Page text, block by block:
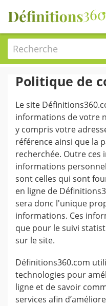
Recherche
Politique de
Le site
informations de votre
y compris votre
référence ainsi que la
recherchée. Outre ces
informations
sont celles qui sont
en ligne de
sera donc l'unique
informations. Ces
que pour le suivi
sur le site.
Définitions360.com
technologies pour
ligne et de savoir
services afin